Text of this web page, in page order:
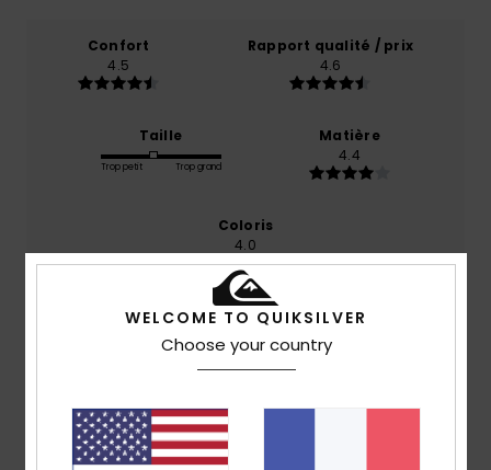
Confort
4.5
Rapport qualité / prix
4.6
Taille
Trop petit Trop grand
Matière
4.4
Coloris
4.0
4/5
WELCOME TO QUIKSILVER
Choose your country